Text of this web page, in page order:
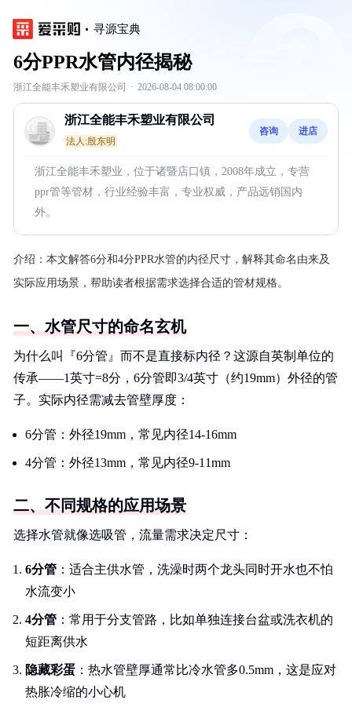
寻源宝典
6分PPR水管内径揭秘
浙江全能丰禾塑业有限公司 · 2026-08-04 08:00:00
浙江全能丰禾塑业有限公司
法人:殷东明
咨询 进店
浙江全能丰禾塑业，位于诸暨店口镇，2008年成立，专营
ppr管等管材，行业经验丰富，专业权威，产品远销国内
外。
介绍： 本文解答6分和4分PPR水管的内径尺寸，解释其命名由来及
实际应用场景，帮助读者根据需求选择合适的管材规格。
一、水管尺寸的命名玄机
为什么叫『6分管』而不是直接标内径？这源自英制单位的
传承——1英寸=8分，6分管即3/4英寸（约19mm）外径的管
子。实际内径需减去管壁厚度：
6分管：外径19mm，常见内径14-16mm
4分管：外径13mm，常见内径9-11mm
二、不同规格的应用场景
选择水管就像选吸管，流量需求决定尺寸：
6分管 ：适合主供水管，洗澡时两个龙头同时开水也不怕
水流变小
4分管 ：常用于分支管路，比如单独连接台盆或洗衣机的
短距离供水
隐藏彩蛋 ：热水管壁厚通常比冷水管多0.5mm，这是应对
热胀冷缩的小心机